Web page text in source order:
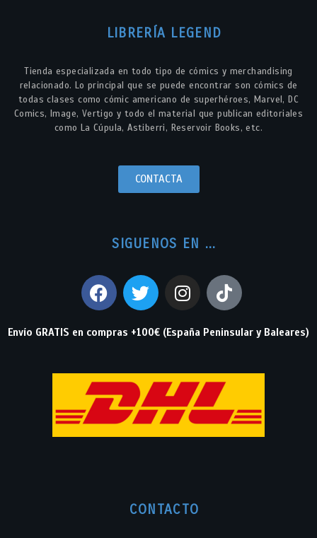
LIBRERÍA LEGEND
Tienda especializada en todo tipo de cómics y merchandising
relacionado. Lo principal que se puede encontrar son cómics de
todas clases como cómic americano de superhéroes, Marvel, DC
Comics, Image, Vertigo y todo el material que publican editoriales
como La Cúpula, Astiberri, Reservoir Books, etc.
CONTACTA
SIGUENOS EN ...
Envío GRATIS en compras +100€ (España Peninsular y Baleares)
CONTACTO